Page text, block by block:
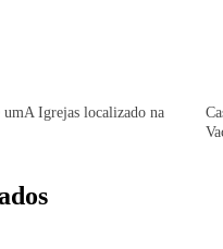
Igrejas localizado na